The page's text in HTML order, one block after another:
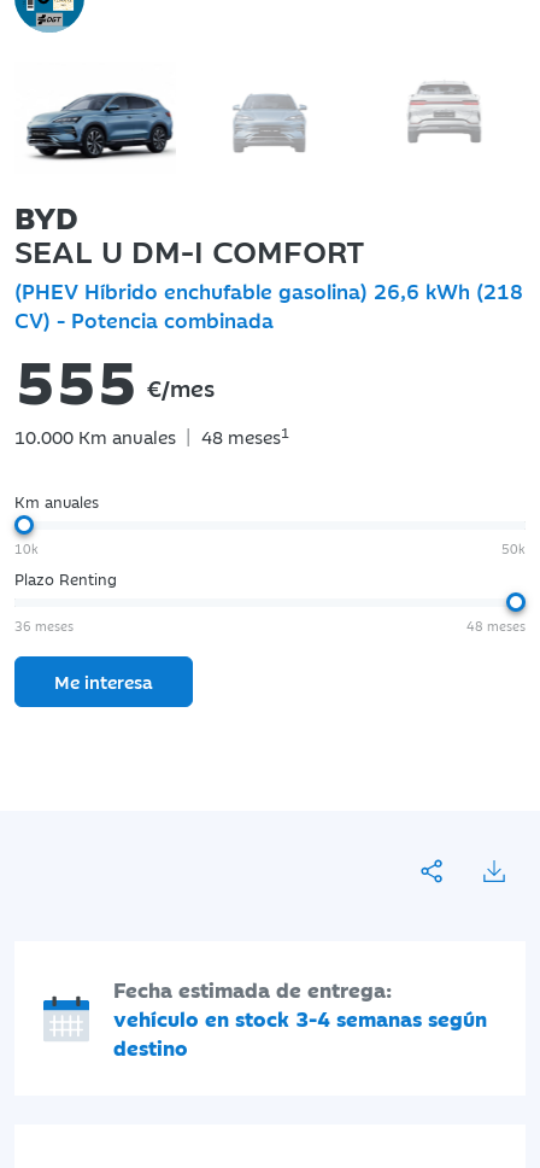
BYD
SEAL U DM-I COMFORT
(PHEV Híbrido enchufable gasolina) 26,6 kWh (218
CV) - Potencia combinada
555 €/mes
10.000 Km anuales | 48 meses1
Km anuales
10k 50k
Plazo Renting
36 meses 48 meses
Me interesa
Fecha estimada de entrega:
vehículo en stock 3-4 semanas según
destino